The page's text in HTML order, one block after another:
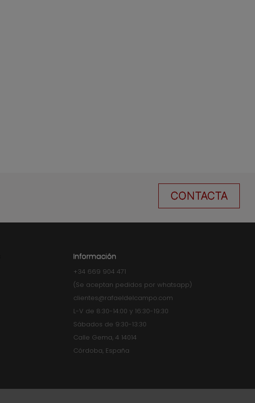
CONTACTA
Información
+34 669 904 471
(Se aceptan pedidos por whatsapp)
clientes@rafaeldelcampo.com
L-V de 8:30-14:00 y 16:30-19:30
Sábados de 9:30-13:30
Calle Gema, 4 14014
Córdoba, España